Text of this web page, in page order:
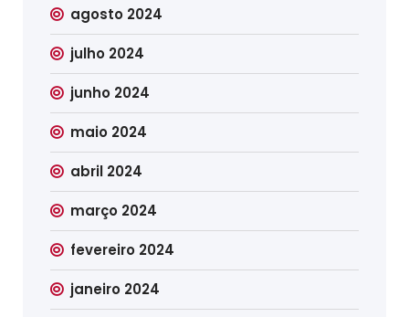
agosto 2024
julho 2024
junho 2024
maio 2024
abril 2024
março 2024
fevereiro 2024
janeiro 2024